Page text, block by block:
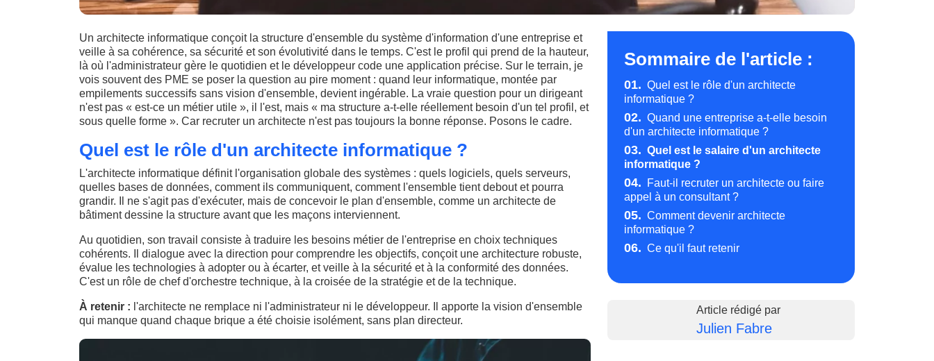
Un architecte informatique conçoit la structure d'ensemble du système d'information d'une entreprise et
veille à sa cohérence, sa sécurité et son évolutivité dans le temps. C'est le profil qui prend de la hauteur,
là où l'administrateur gère le quotidien et le développeur code une application précise. Sur le terrain, je
vois souvent des PME se poser la question au pire moment : quand leur informatique, montée par
empilements successifs sans vision d'ensemble, devient ingérable. La vraie question pour un dirigeant
n'est pas « est-ce un métier utile », il l'est, mais « ma structure a-t-elle réellement besoin d'un tel profil, et
sous quelle forme ». Car recruter un architecte n'est pas toujours la bonne réponse. Posons le cadre.
Quel est le rôle d'un architecte informatique ?
L'architecte informatique définit l'organisation globale des systèmes : quels logiciels, quels serveurs,
quelles bases de données, comment ils communiquent, comment l'ensemble tient debout et pourra
grandir. Il ne s'agit pas d'exécuter, mais de concevoir le plan d'ensemble, comme un architecte de
bâtiment dessine la structure avant que les maçons interviennent.
Au quotidien, son travail consiste à traduire les besoins métier de l'entreprise en choix techniques
cohérents. Il dialogue avec la direction pour comprendre les objectifs, conçoit une architecture robuste,
évalue les technologies à adopter ou à écarter, et veille à la sécurité et à la conformité des données.
C'est un rôle de chef d'orchestre technique, à la croisée de la stratégie et de la technique.
À retenir : l'architecte ne remplace ni l'administrateur ni le développeur. Il apporte la vision d'ensemble
qui manque quand chaque brique a été choisie isolément, sans plan directeur.
Sommaire de l'article :
01. Quel est le rôle d'un architecte
informatique ?
02. Quand une entreprise a-t-elle besoin
d'un architecte informatique ?
03. Quel est le salaire d'un architecte
informatique ?
04.
Faut-il recruter un architecte ou faire
appel à un consultant ?
05. Comment devenir architecte
informatique ?
06. Ce qu'il faut retenir
Article rédigé par
Julien Fabre